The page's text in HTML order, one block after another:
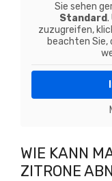
Sie sehen
Standard.
zuzugreifen,
beachten
WIE KANN
ZITRONE